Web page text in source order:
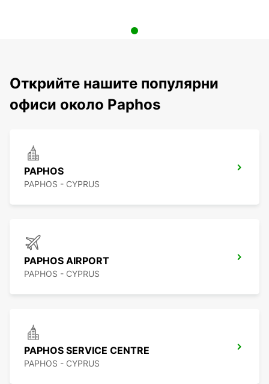
Открийте нашите популярни
офиси около Paphos
PAPHOS
PAPHOS - CYPRUS
PAPHOS AIRPORT
PAPHOS - CYPRUS
PAPHOS SERVICE CENTRE
PAPHOS - CYPRUS